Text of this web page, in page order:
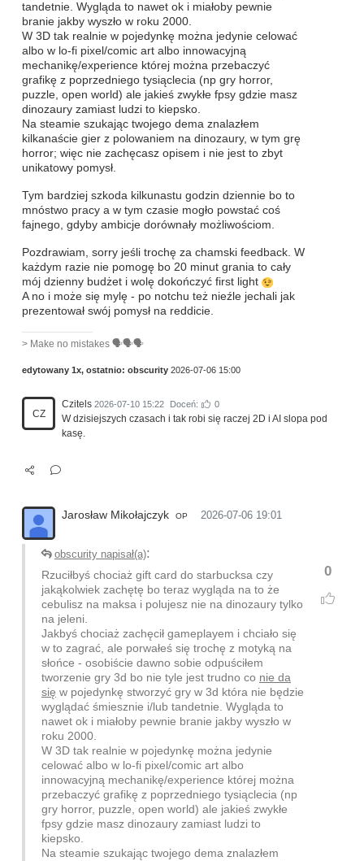
tandetnie. Wygląda to nawet ok i miałoby pewnie
branie jakby wyszło w roku 2000.
W 3D tak realnie w pojedynkę można jedynie celować
albo w lo-fi pixel/comic art albo innowacyjną
mechanikę/experience której można przebaczyć
grafikę z poprzedniego tysiąclecia (np gry horror,
puzzle, open world) ale jakieś zwykłe fpsy gdzie masz
dinozaury zamiast ludzi to kiepsko.
Na steamie szukając twojego dema znalazłem
kilkanaście gier z polowaniem na dinozaury, w tym grę
horror; więc nie zachęcasz opisem i nie jest to zbyt
unikatowy pomysł.
Tym bardziej szkoda kilkunastu godzin dziennie bo to
mnóstwo pracy a w tym czasie mogło powstać coś
fajnego, gdyby ambicje dorównały możliwościom.
Pozdrawiam, sorry jeśli trochę za chamski feedback. W
każdym razie nie pomogę bo 20 minut grania to cały
mój dzienny budżet i wolę dokończyć first light
A no i może się mylę - po notchu też nieźle jechali jak
prezentował swój pomysł na reddicie.
> Make no mistakes 🗣️🗣️🗣️
edytowany 1x, ostatnio: obscurity 2026-07-06 15:00
CZ
Czitels 2026-07-10 15:22 Doceń: 0
W dzisiejszych czasach i tak robi się raczej 2D i AI slopa pod
kasę.
Jarosław Mikołajczyk OP 2026-07-06 19:01
0
obscurity napisał(a):
Rzuciłbyś chociaż gift card do starbucksa czy
jakąkolwiek zachętę bo teraz wygląda na to że
cebulisz na maksa i polujesz nie na dinozaury tylko
na jeleni.
Jakbyś chociaż zachęcił gameplayem i chciało się
w to zagrać, ale porwałeś się trochę z motyką na
słońce - osobiście dawno sobie odpuściłem
tworzenie gry 3d bo nie tyle jest trudno co nie da
się w pojedynkę stworzyć gry w 3d która nie będzie
wyglądać śmiesznie i/lub tandetnie. Wygląda to
nawet ok i miałoby pewnie branie jakby wyszło w
roku 2000.
W 3D tak realnie w pojedynkę można jedynie
celować albo w lo-fi pixel/comic art albo
innowacyjną mechanikę/experience której można
przebaczyć grafikę z poprzedniego tysiąclecia (np
gry horror, puzzle, open world) ale jakieś zwykłe
fpsy gdzie masz dinozaury zamiast ludzi to
kiepsko.
Na steamie szukając twojego dema znalazłem